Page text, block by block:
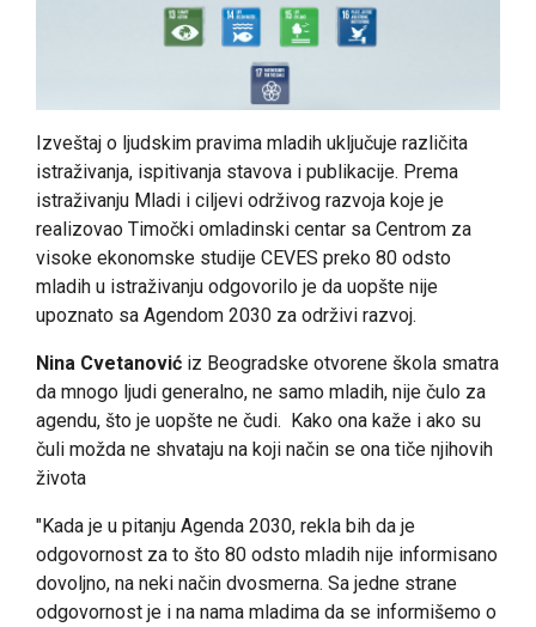
Izveštaj o ljudskim pravima mladih uključuje različita
istraživanja, ispitivanja stavova i publikacije. Prema
istraživanju Mladi i ciljevi održivog razvoja koje je
realizovao Timočki omladinski centar sa Centrom za
visoke ekonomske studije CEVES preko 80 odsto
mladih u istraživanju odgovorilo je da uopšte nije
upoznato sa Agendom 2030 za održivi razvoj.
Nina Cvetanović iz Beogradske otvorene škola smatra
da mnogo ljudi generalno, ne samo mladih, nije čulo za
agendu, što je uopšte ne čudi. Kako ona kaže i ako su
čuli možda ne shvataju na koji način se ona tiče njihovih
života
"Kada je u pitanju Agenda 2030, rekla bih da je
odgovornost za to što 80 odsto mladih nije informisano
dovoljno, na neki način dvosmerna. Sa jedne strane
odgovornost je i na nama mladima da se informišemo o